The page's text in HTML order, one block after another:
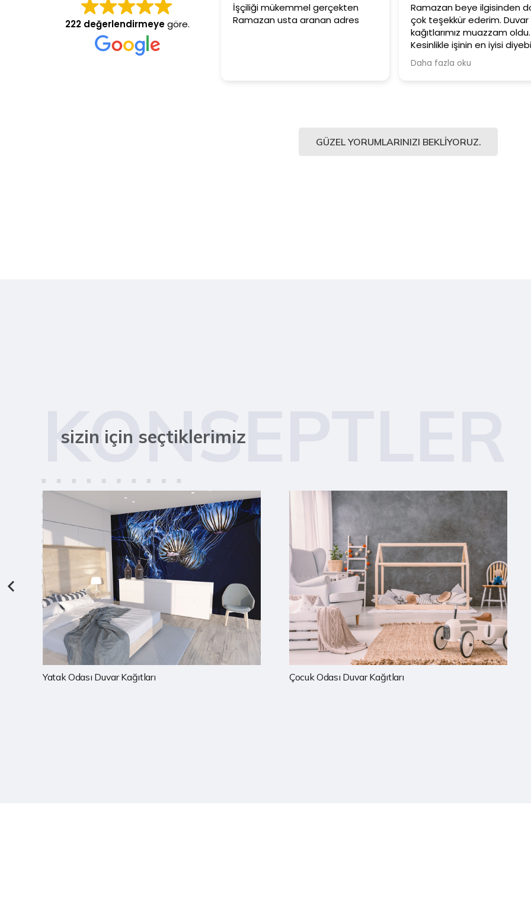
222 değerlendirmeyegöre.
İşçiliği mükemmel gerçekten
Ramazan usta aranan adres
Ramazan beye ilgisinden
çok teşekkür ederim. Duvar
kağıtlarımız muazzam oldu.
Kesinlikle işinin en iyisi
Şiddetle tavsiye ediyorum.
Daha fazla oku
GÜZEL YORUMLARINIZI BEKLIYORUZ.
KONSEPTLER
sizin için seçtiklerimiz
Çocuk Odası Duvar Kağıtları Mutfak Duvar Kağıtları